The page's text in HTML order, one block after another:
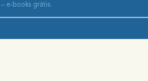
e-books grátis.